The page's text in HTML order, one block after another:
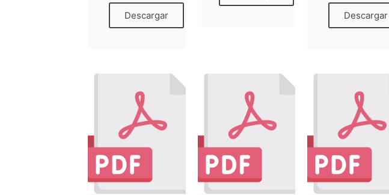
Descargar Descargar